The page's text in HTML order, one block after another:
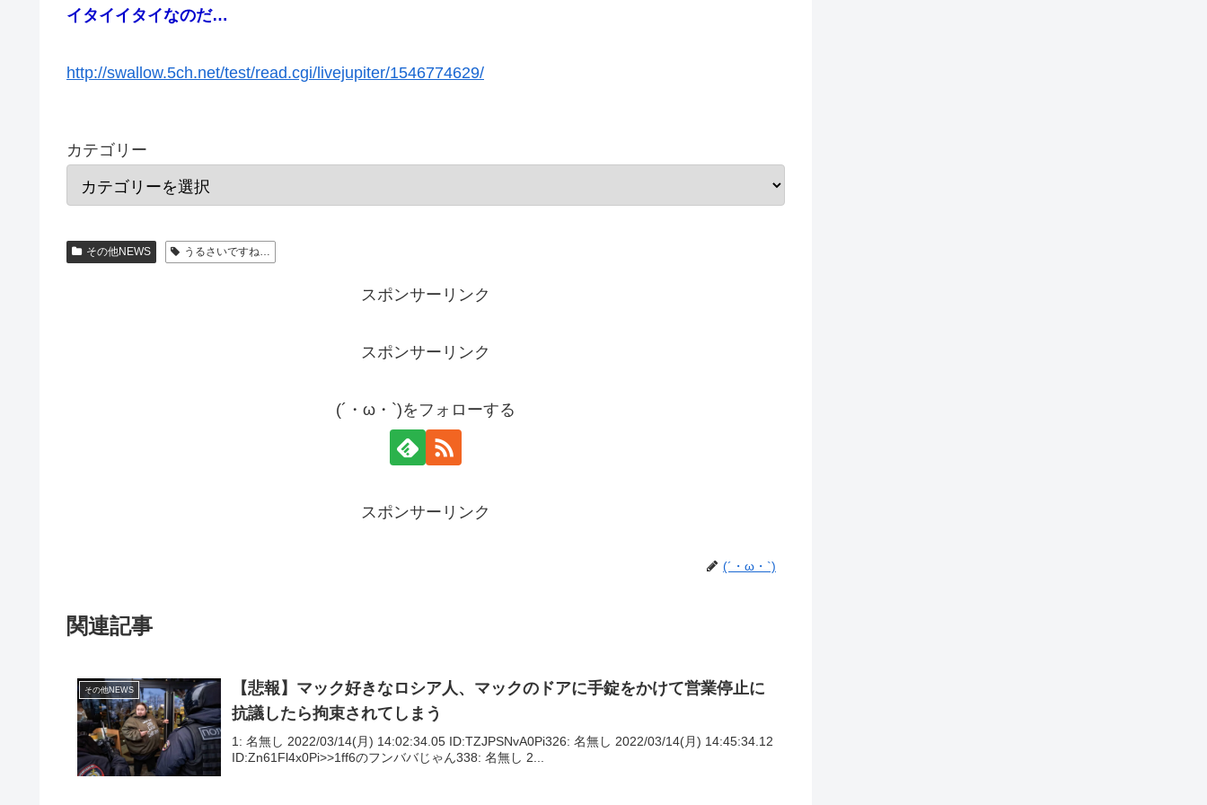
イタイイタイなのだ…
http://swallow.5ch.net/test/read.cgi/livejupiter/1546774629/
カテゴリー
その他NEWS うるさいですね…
スポンサーリンク
スポンサーリンク
(´・ω・`)をフォローする
スポンサーリンク
(´・ω・`)
関連記事
その他NEWS
【悲報】マック好きなロシア人、マックのドアに手錠をかけて営業停止に
抗議したら拘束されてしまう
1: 名無し 2022/03/14(月) 14:02:34.05 ID:TZJPSNvA0Pi326: 名無し 2022/03/14(月) 14:45:34.12
ID:Zn61Fl4x0Pi>>1ff6のフンババじゃん338: 名無し 2...